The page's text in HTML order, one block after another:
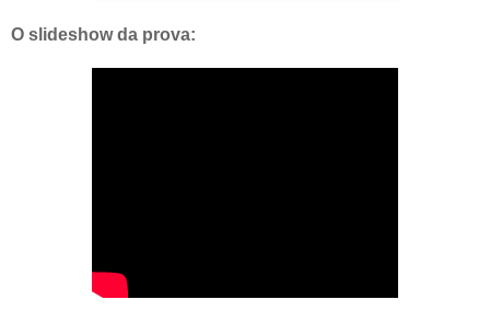
O slideshow da prova: